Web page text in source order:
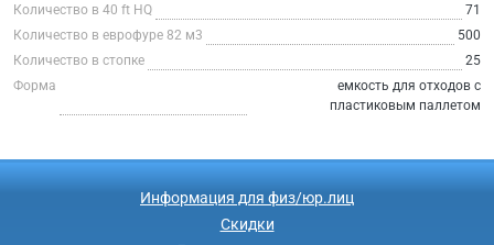
Количество в 40 ft HQ
71
Количество в еврофуре 82 м3
500
Количество в стопке
25
Форма
емкость для отходов с
пластиковым паллетом
Информация для физ/юр.лиц
Скидки